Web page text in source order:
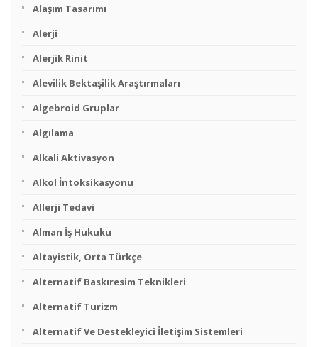
Alaşım Tasarımı
Alerji
Alerjik Rinit
Alevilik Bektaşilik Araştırmaları
Algebroid Gruplar
Algılama
Alkali Aktivasyon
Alkol İntoksikasyonu
Allerji Tedavi
Alman İş Hukuku
Altayistik, Orta Türkçe
Alternatif Baskıresim Teknikleri
Alternatif Turizm
Alternatif Ve Destekleyici İletişim Sistemleri